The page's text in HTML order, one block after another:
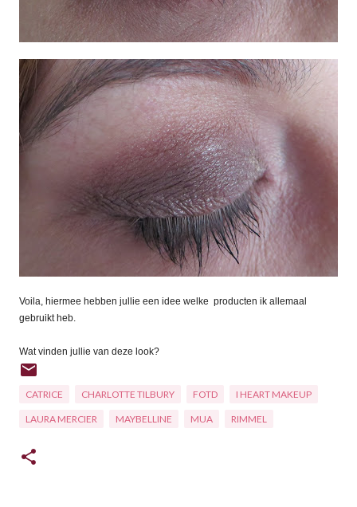
Voila, hiermee hebben jullie een idee welke producten ik allemaal
gebruikt heb.
Wat vinden jullie van deze look?
CATRICE CHARLOTTE TILBURY FOTD I HEART MAKEUP
LAURA MERCIER MAYBELLINE MUA RIMMEL